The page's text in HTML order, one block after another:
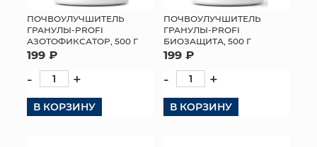
ПОЧВОУЛУЧШИТЕЛЬ
ГРАНУЛЫ-PROFI
АЗОТОФИКСАТОР, 500 Г
199 ₽
- +
В КОРЗИНУ
ПОЧВОУЛУЧШИТЕЛЬ
ГРАНУЛЫ-PROFI
БИОЗАЩИТА, 500 Г
199 ₽
- +
В КОРЗИНУ